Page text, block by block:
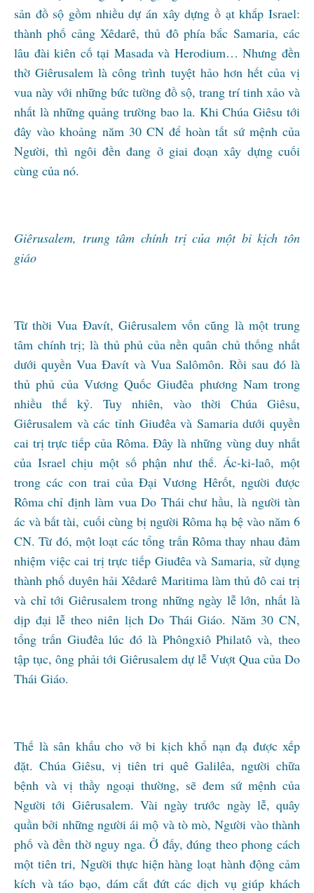
sản đồ sộ gồm nhiều dự án xây dựng ồ ạt khắp Israel:
thành phố cảng Xêdarê, thủ đô phía bắc Samaria, các
lâu đài kiên cố tại Masada và Herodium… Nhưng đền
thờ Giêrusalem là công trình tuyệt hảo hơn hết của vị
vua này với những bức tường đồ sộ, trang trí tinh xảo và
nhất là những quảng trường bao la. Khi Chúa Giêsu tới
đây vào khoảng năm 30 CN để hoàn tất sứ mệnh của
Người, thì ngôi đền đang ở giai đoạn xây dựng cuối
cùng của nó.
Giêrusalem, trung tâm chính trị của một bi kịch tôn
giáo
Từ thời Vua Đavít, Giêrusalem vốn cũng là một trung
tâm chính trị; là thủ phủ của nền quân chủ thống nhất
dưới quyền Vua Đavít và Vua Salômôn. Rồi sau đó là
thủ phủ của Vương Quốc Giuđêa phương Nam trong
nhiều thế kỷ. Tuy nhiên, vào thời Chúa Giêsu,
Giêrusalem và các tỉnh Giuđêa và Samaria dưới quyền
cai trị trực tiếp của Rôma. Đây là những vùng duy nhất
của Israel chịu một số phận như thế. Ác-ki-laô, một
trong các con trai của Đại Vương Hêrốt, người được
Rôma chỉ định làm vua Do Thái chư hầu, là người tàn
ác và bất tài, cuối cùng bị người Rôma hạ bệ vào năm 6
CN. Từ đó, một loạt các tổng trấn Rôma thay nhau đảm
nhiệm việc cai trị trực tiếp Giuđêa và Samaria, sử dụng
thành phố duyên hải Xêdarê Maritima làm thủ đô cai trị
và chỉ tới Giêrusalem trong những ngày lễ lớn, nhất là
dịp đại lễ theo niên lịch Do Thái Giáo. Năm 30 CN,
tổng trấn Giuđêa lúc đó là Phôngxiô Philatô và, theo
tập tục, ông phải tới Giêrusalem dự lễ Vượt Qua của Do
Thái Giáo.
Thế là sân khấu cho vở bi kịch khổ nạn đạ được xếp
đặt. Chúa Giêsu, vị tiên tri quê Galilêa, người chữa
bệnh và vị thầy ngoại thường, sẽ đem sứ mệnh của
Người tới Giêrusalem. Vài ngày trước ngày lễ, quây
quần bởi những người ái mộ và tò mò, Người vào thành
phố và đền thờ nguy nga. Ở đấy, đúng theo phong cách
một tiên tri, Người thực hiện hàng loạt hành động cảm
kích và táo bạo, dám cắt đứt các dịch vụ giúp khách